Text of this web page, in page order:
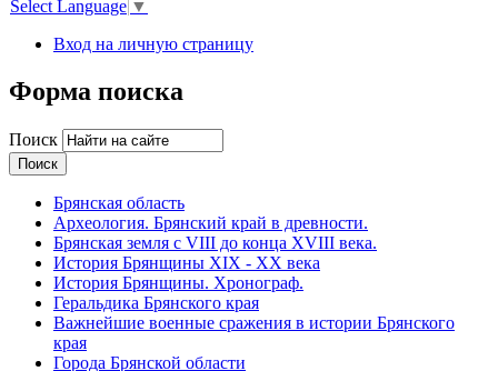
Select Language ▼
Вход на личную страницу
Форма поиска
Поиск
Брянская область
Археология. Брянский край в древности.
Брянская земля с VIII до конца XVIII века.
История Брянщины XIX - XX века
История Брянщины. Хронограф.
Геральдика Брянского края
Важнейшие военные сражения в истории Брянского
края
Города Брянской области